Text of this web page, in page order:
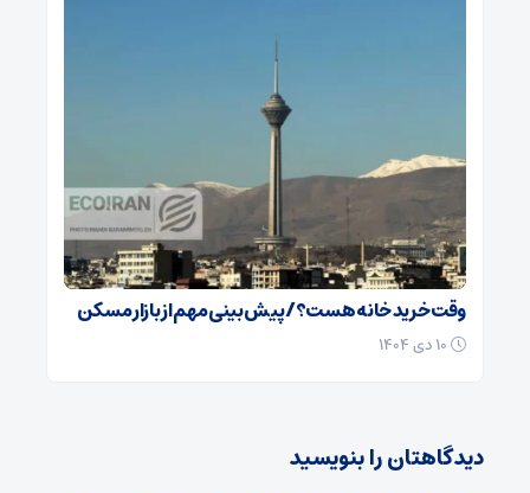
وقت خرید خانه هست؟/ پیش بینی مهم از بازار مسکن
دیدگاهتان را بنویسید